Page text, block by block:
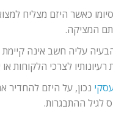
כאשר היזם מצליח
המציקה.
עליה חשב אינה קיימת
לצרכי הלקוחות או
נכון, על היזם
לגיל ההתבגרות.